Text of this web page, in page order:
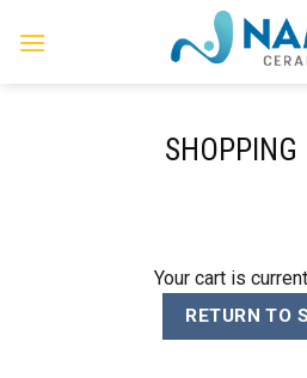
SHOPPING
Your cart is
RETURN TO